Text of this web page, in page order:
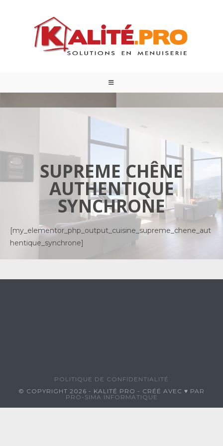
SUPREME CHÊNE
AUTHENTIQUE
SYNCHRONE
[my_elementor_php_output_cuisine_supreme_chene_aut
hentique_synchrone]
POLITIQUE DE CONFIDENTIALITÉ
© COPYRIGHT 2026 - KALITÉ PRO - CRÉÉ AVEC ♥ PAR
PRO-SIMA INFORMATIQUE